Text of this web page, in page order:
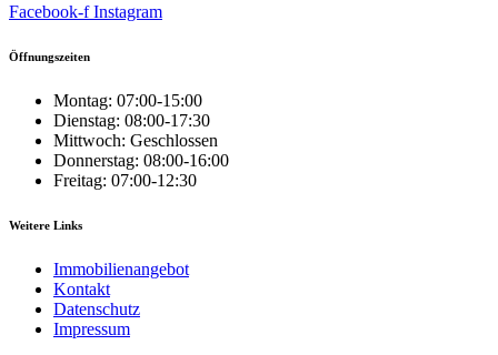
Facebook-f Instagram
Öffnungszeiten
Montag: 07:00-15:00
Dienstag: 08:00-17:30
Mittwoch: Geschlossen
Donnerstag: 08:00-16:00
Freitag: 07:00-12:30
Weitere Links
Immobilienangebot
Kontakt
Datenschutz
Impressum